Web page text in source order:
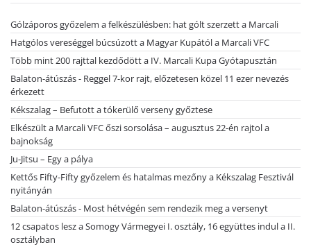
Gólzáporos győzelem a felkészülésben: hat gólt szerzett a Marcali
Hatgólos vereséggel búcsúzott a Magyar Kupától a Marcali VFC
Több mint 200 rajttal kezdődött a IV. Marcali Kupa Gyótapusztán
Balaton-átúszás - Reggel 7-kor rajt, előzetesen közel 11 ezer nevezés
érkezett
Kékszalag – Befutott a tókerülő verseny győztese
Elkészült a Marcali VFC őszi sorsolása – augusztus 22-én rajtol a
bajnokság
Ju-Jitsu – Egy a pálya
Kettős Fifty-Fifty győzelem és hatalmas mezőny a Kékszalag Fesztivál
nyitányán
Balaton-átúszás - Most hétvégén sem rendezik meg a versenyt
12 csapatos lesz a Somogy Vármegyei I. osztály, 16 együttes indul a II.
osztályban